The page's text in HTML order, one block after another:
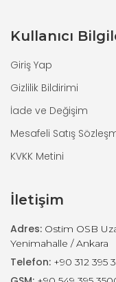
Kullanıcı
Giriş Yap
Gizlilik Bildirimi
İade ve Değişim
Mesafeli Satış
KVKK Metini
İletişim
Adres: Ostim OSB
Yenimahalle / Ankara
Telefon: +90 312 395